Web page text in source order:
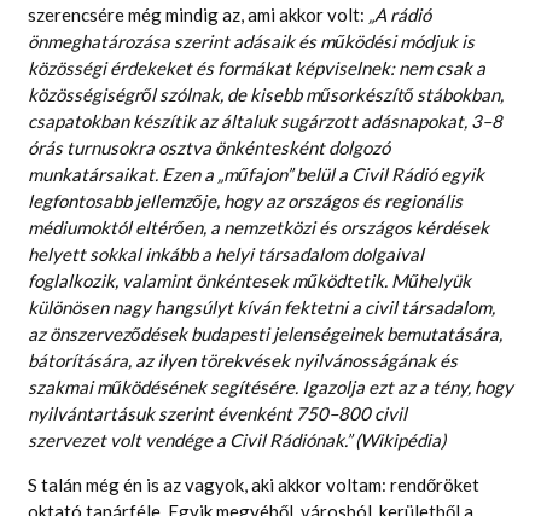
szerencsére még mindig az, ami akkor volt: „A rádió
önmeghatározása szerint adásaik és működési módjuk is
közösségi érdekeket és formákat képviselnek: nem csak a
közösségiségről szólnak, de kisebb műsorkészítő stábokban,
csapatokban készítik az általuk sugárzott adásnapokat, 3–8
órás turnusokra osztva önkéntesként dolgozó
munkatársaikat. Ezen a „műfajon” belül a Civil Rádió egyik
legfontosabb jellemzője, hogy az országos és regionális
médiumoktóleltérően, a nemzetközi és országos kérdések
helyett sokkal inkább a helyi társadalom dolgaival
foglalkozik, valamint önkéntesek működtetik. Műhelyük
különösen nagy hangsúlyt kíván fektetni a civil társadalom,
az önszerveződések budapesti jelenségeinek bemutatására,
bátorítására, az ilyen törekvések nyilvánosságának és
szakmai működésének segítésére. Igazolja ezt az a tény, hogy
nyilvántartásuk szerint évenként 750–800 civil
szervezet volt vendége a Civil Rádiónak.” (Wikipédia)
S talán még én is az vagyok, aki akkor voltam: rendőröket
oktató tanárféle. Egyik megyéből, városból, kerületből a